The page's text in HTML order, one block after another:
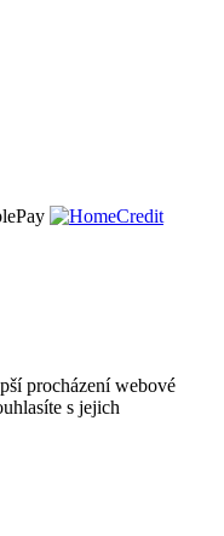
procházení webové
s jejich